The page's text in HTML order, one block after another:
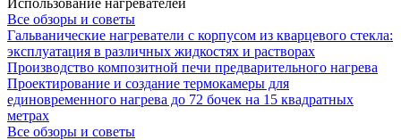
Все обзоры и советы
Гальванические нагреватели с корпусом из кварцевого стекла:
эксплуатация в различных жидкостях и растворах
Производство композитной печи предварительного нагрева
Проектирование и создание термокамеры для
единовременного нагрева до 72 бочек на 15 квадратных
метрах
Все обзоры и советы